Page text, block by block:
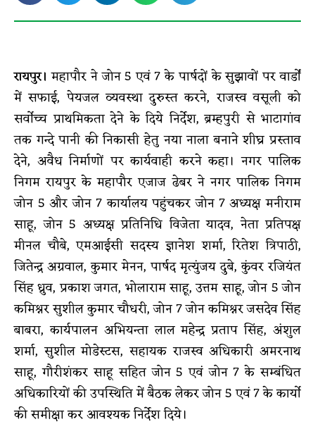
रायपुर।महापौर ने जोन 5 एवं 7 के पार्षदों के सुझावों पर वार्डों
में सफाई, पेयजल व्यवस्था दुरुस्त करने, राजस्व वसूली को
सर्वोच्च प्राथमिकता देने के दिये निर्देश, ब्रम्हपुरी से भाटागांव
तक गन्दे पानी की निकासी हेतु नया नाला बनाने शीघ्र प्रस्ताव
देने, अवैध निर्माणों पर कार्यवाही करने कहा। नगर पालिक
निगम रायपुर के महापौर एजाज ढेबर ने नगर पालिक निगम
जोन 5 और जोन 7 कार्यालय पहुंचकर जोन 7 अध्यक्ष मनीराम
साहू, जोन 5 अध्यक्ष प्रतिनिधि विजेता यादव, नेता प्रतिपक्ष
मीनल चौबे, एमआईसी सदस्य ज्ञानेश शर्मा, रितेश त्रिपाठी,
जितेन्द्र अग्रवाल, कुमार मेनन, पार्षद मृत्युंजय दुबे, कुंवर रजियंत
सिंह ध्रुव, प्रकाश जगत, भोलाराम साहू, उत्तम साहू, जोन 5 जोन
कमिश्नर सुशील कुमार चौधरी, जोन 7 जोन कमिश्नर जसदेव सिंह
बाबरा, कार्यपालन अभियन्ता लाल महेन्द्र प्रताप सिंह, अंशुल
शर्मा, सुशील मोडेस्टस, सहायक राजस्व अधिकारी अमरनाथ
साहू, गौरीशंकर साहू सहित जोन 5 एवं जोन 7 के सम्बंधित
अधिकारियों की उपस्थिति में बैठक लेकर जोन 5 एवं 7 के कार्यो
की समीक्षा कर आवश्यक निर्देश दिये।